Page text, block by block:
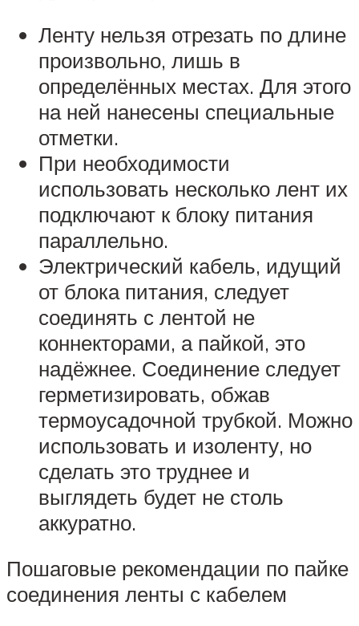
Ленту нельзя отрезать по длине
произвольно, лишь в
определённых местах. Для этого
на ней нанесены специальные
отметки.
При необходимости
использовать несколько лент их
подключают к блоку питания
параллельно.
Электрический кабель, идущий
от блока питания, следует
соединять с лентой не
коннекторами, а пайкой, это
надёжнее. Соединение следует
герметизировать, обжав
термоусадочной трубкой. Можно
использовать и изоленту, но
сделать это труднее и
выглядеть будет не столь
аккуратно.
Пошаговые рекомендации по пайке
соединения ленты с кабелем